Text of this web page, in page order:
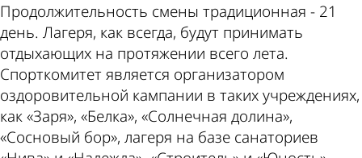
Продолжительность смены традиционная - 21
день. Лагеря, как всегда, будут принимать
отдыхающих на протяжении всего лета.
Спорткомитет является организатором
оздоровительной кампании в таких учреждениях,
как «Заря», «Белка», «Солнечная долина»,
«Сосновый бор», лагеря на базе санаториев